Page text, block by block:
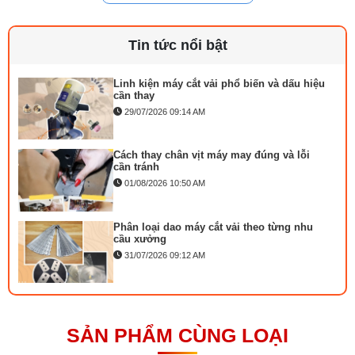
Độ nâng chân vịt : Bằng tay: 5,5 mm
Kim : DBx1 (#14) #9 ~ #18
Bôi trơn : Tự động
Dầu bôi trơn : Dầu Juki số 7 (tương đương ISO VG7)
Khối lượng đầu máy : 28 kg
Tin tức nổi bật
03/08/2026 10:22 AM
Linh kiện máy cắt vải phổ biến và dấu hiệu
cần thay
29/07/2026 09:14 AM
Cách thay chân vịt máy may đúng và lỗi
cần tránh
01/08/2026 10:50 AM
Phân loại dao máy cắt vải theo từng nhu
cầu xưởng
31/07/2026 09:12 AM
Mặt nguyệt máy may là gì phân loại và cách
23/07/2026 10:21 AM
SẢN PHẨM CÙNG LOẠI